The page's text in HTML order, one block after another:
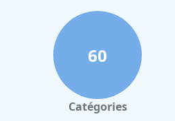
60
Catégories